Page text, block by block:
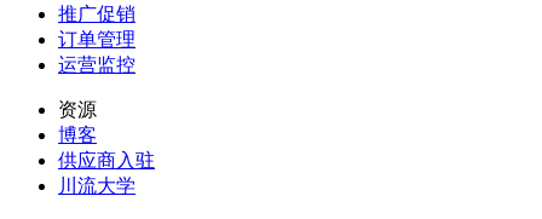
推广促销
订单管理
运营监控
资源
博客
供应商入驻
川流大学